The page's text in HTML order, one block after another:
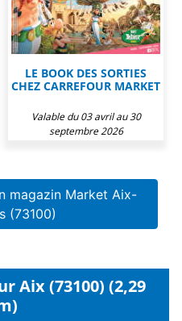
LE BOOK DES SORTIES
CHEZ CARREFOUR MARKET
Valable du 03 avril au 30
septembre 2026
magazin Market Aix-
(73100)
Aix (73100) (2,29